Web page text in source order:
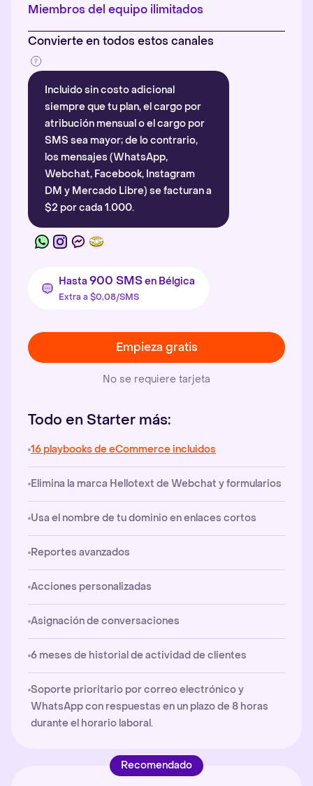
Miembros del equipo ilimitados
Convierte en todos estos canales
Incluido sin costo adicional
siempre que tu plan, el cargo por
atribución mensual o el cargo por
SMS sea mayor; de lo contrario,
los mensajes (WhatsApp,
Webchat, Facebook, Instagram
DM y Mercado Libre) se facturan a
$2 por cada 1.000.
Hasta 900 SMSen Bélgica
Extra a $0,08/SMS
Empieza gratis
No se requiere tarjeta
Todo en Starter más:
16 playbooks de eCommerce incluidos
Elimina la marca Hellotext de Webchat y formularios
Usa el nombre de tu dominio en enlaces cortos
Reportes avanzados
Acciones personalizadas
Asignación de conversaciones
6 meses de historial de actividad de clientes
Soporte prioritario por correo electrónico y
WhatsApp con respuestas en un plazo de 8 horas
durante el horario laboral.
Recomendado